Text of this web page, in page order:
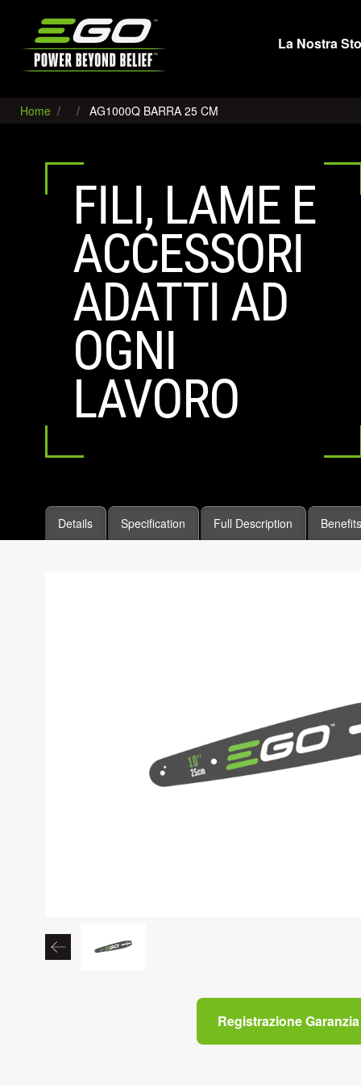
La Nostra
Home AG1000Q BARRA 25 CM
FILI, LAME E
ACCESSORI
ADATTI AD
OGNI
LAVORO
Details Specification Full Description Benefits
Registrazione Garanzia